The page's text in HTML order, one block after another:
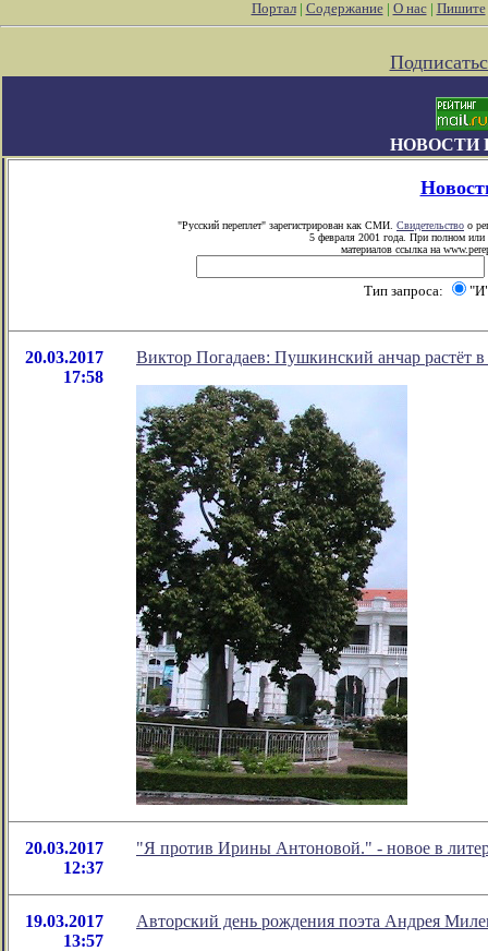
Портал| Содержание| О нас| Пишите
НОВОСТИ
"Русский переплет" зарегистрирован как СМИ. Свидетельство о
5 февраля 2001 года. При полном или
материалов ссылка на
Тип запроса:
20.03.2017
17:58
Виктор Погадаев: Пушкинский анчар растёт в
20.03.2017
12:37
"Я против Ирины Антоновой." - новое в
19.03.2017
13:57
Авторский день рождения поэта Андрея